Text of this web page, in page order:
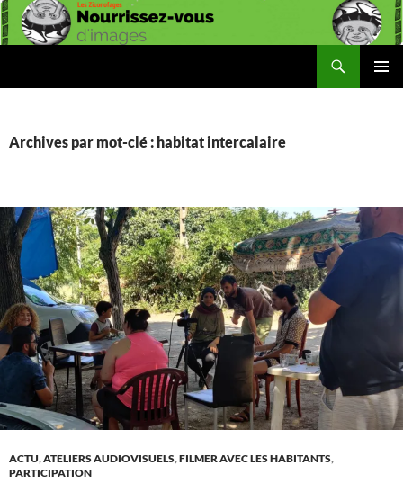
Aller
au
Archives par mot-clé : habitat intercalaire
ACTU,ATELIERS AUDIOVISUELS,FILMER AVEC LES HABITANTS,
PARTICIPATION